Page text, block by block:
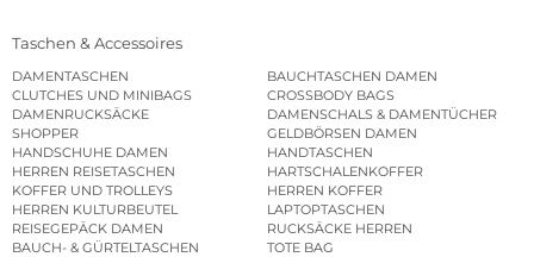
Taschen & Accessoires
DAMENTASCHEN
BAUCHTASCHEN DAMEN
CLUTCHES UND MINIBAGS
CROSSBODY BAGS
DAMENRUCKSÄCKE
DAMENSCHALS & DAMENTÜCHER
SHOPPER
GELDBÖRSEN DAMEN
HANDSCHUHE DAMEN
HANDTASCHEN
HERREN REISETASCHEN
HARTSCHALENKOFFER
KOFFER UND TROLLEYS
HERREN KOFFER
HERREN KULTURBEUTEL
LAPTOPTASCHEN
REISEGEPÄCK DAMEN
RUCKSÄCKE HERREN
BAUCH- & GÜRTELTASCHEN
TOTE BAG